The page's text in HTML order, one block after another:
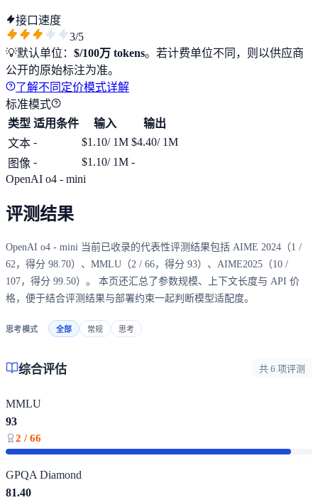
接口速度
3/5
💡默认单位： $/100万 tokens。若计费单位不同，则以供应商
公开的原始标注为准。
了解不同定价模式详解
标准模式
类型 适用条件 输入
输出
文本 - $1.10/ 1M $4.40/ 1M
图像 - $1.10/ 1M -
OpenAI o4 - mini
评测结果
OpenAI o4 - mini 当前已收录的代表性评测结果包括 AIME 2024（1 /
62，得分 98.70）、MMLU（2 / 66，得分 93）、AIME2025（10 /
107，得分 99.50）。 本页还汇总了参数规模、上下文长度与 API 价
格，便于结合评测结果与部署约束一起判断模型适配度。
思考模式 全部 常规 思考
综合评估 共 6 项评测
MMLU
93
2 / 66
GPQA Diamond
81.40